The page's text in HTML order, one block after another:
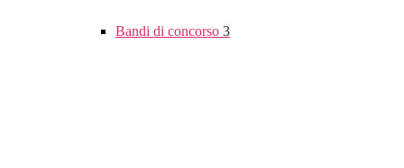
Bandi di concorso 3